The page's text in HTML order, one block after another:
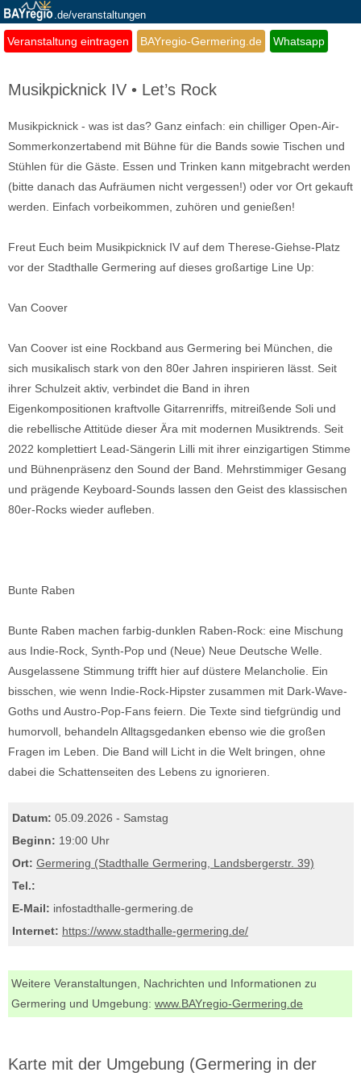
.de/veranstaltungen
Veranstaltung eintragen BAYregio-Germering.de Whatsapp
Musikpicknick IV • Let’s Rock
Musikpicknick - was ist das? Ganz einfach: ein chilliger Open-Air-
Sommerkonzertabend mit Bühne für die Bands sowie Tischen und
Stühlen für die Gäste. Essen und Trinken kann mitgebracht werden
(bitte danach das Aufräumen nicht vergessen!) oder vor Ort gekauft
werden. Einfach vorbeikommen, zuhören und genießen!
Freut Euch beim Musikpicknick IV auf dem Therese-Giehse-Platz
vor der Stadthalle Germering auf dieses großartige Line Up:
Van Coover
Van Coover ist eine Rockband aus Germering bei München, die
sich musikalisch stark von den 80er Jahren inspirieren lässt. Seit
ihrer Schulzeit aktiv, verbindet die Band in ihren
Eigenkompositionen kraftvolle Gitarrenriffs, mitreißende Soli und
die rebellische Attitüde dieser Ära mit modernen Musiktrends. Seit
2022 komplettiert Lead-Sängerin Lilli mit ihrer einzigartigen Stimme
und Bühnenpräsenz den Sound der Band. Mehrstimmiger Gesang
und prägende Keyboard-Sounds lassen den Geist des klassischen
80er-Rocks wieder aufleben.
Bunte Raben
Bunte Raben machen farbig-dunklen Raben-Rock: eine Mischung
aus Indie-Rock, Synth-Pop und (Neue) Neue Deutsche Welle.
Ausgelassene Stimmung trifft hier auf düstere Melancholie. Ein
bisschen, wie wenn Indie-Rock-Hipster zusammen mit Dark-Wave-
Goths und Austro-Pop-Fans feiern. Die Texte sind tiefgründig und
humorvoll, behandeln Alltagsgedanken ebenso wie die großen
Fragen im Leben. Die Band will Licht in die Welt bringen, ohne
dabei die Schattenseiten des Lebens zu ignorieren.
Datum: 05.09.2026 - Samstag
Beginn: 19:00 Uhr
Ort: Germering (Stadthalle Germering, Landsbergerstr. 39)
Tel.:
E-Mail: infostadthalle-germering.de
Internet: https://www.stadthalle-germering.de/
Weitere Veranstaltungen, Nachrichten und Informationen zu
Germering und Umgebung: www.BAYregio-Germering.de
Karte mit der Umgebung (Germering in der